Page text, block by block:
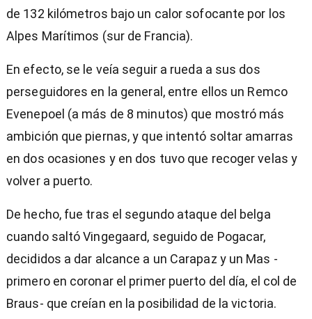
de 132 kilómetros bajo un calor sofocante por los
Alpes Marítimos (sur de Francia).
En efecto, se le veía seguir a rueda a sus dos
perseguidores en la general, entre ellos un Remco
Evenepoel (a más de 8 minutos) que mostró más
ambición que piernas, y que intentó soltar amarras
en dos ocasiones y en dos tuvo que recoger velas y
volver a puerto.
De hecho, fue tras el segundo ataque del belga
cuando saltó Vingegaard, seguido de Pogacar,
decididos a dar alcance a un Carapaz y un Mas -
primero en coronar el primer puerto del día, el col de
Braus- que creían en la posibilidad de la victoria.